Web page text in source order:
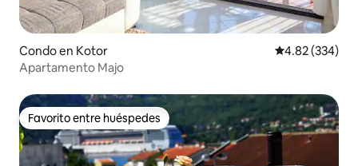
Condo en Kotor Calificación
4.82 (334)
Apartamento Majo
Favorito entre huéspedes
Favorito entre huéspedes